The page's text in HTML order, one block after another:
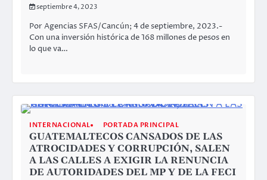
septiembre 4, 2023
Por Agencias SFAS/Cancún; 4 de septiembre, 2023.-
Con una inversión histórica de 168 millones de pesos en
lo que va…
INTERNACIONAL PORTADA PRINCIPAL
GUATEMALTECOS CANSADOS DE LAS
ATROCIDADES Y CORRUPCIÓN, SALEN
A LAS CALLES A EXIGIR LA RENUNCIA
DE AUTORIDADES DEL MP Y DE LA FECI